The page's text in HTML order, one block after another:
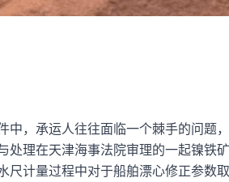
，承运人往往面临一个棘手的问题
处理在天津海事法院审理的一起镍铁
计量过程中对于船舶漂心修正参数